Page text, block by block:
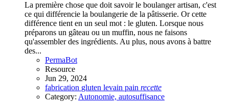
La première chose que doit savoir le boulanger artisan, c'est
ce qui différencie la boulangerie de la pâtisserie. Or cette
différence tient en un seul mot : le gluten. Lorsque nous
préparons un gâteau ou un muffin, nous ne faisons
qu'assembler des ingrédients. Au plus, nous avons à battre
des...
PermaBot
Resource
Jun 29, 2024
fabrication gluten levain pain recette
Category: Autonomie, autosuffisance